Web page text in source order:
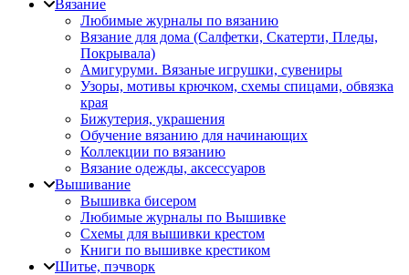
Вязание
Любимые журналы по вязанию
Вязание для дома (Салфетки, Скатерти, Пледы,
Покрывала)
Амигуруми. Вязаные игрушки, сувениры
Узоры, мотивы крючком, схемы спицами, обвязка
края
Бижутерия, украшения
Обучение вязанию для начинающих
Коллекции по вязанию
Вязание одежды, аксессуаров
Вышивание
Вышивка бисером
Любимые журналы по Вышивке
Схемы для вышивки крестом
Книги по вышивке крестиком
Шитье, пэчворк